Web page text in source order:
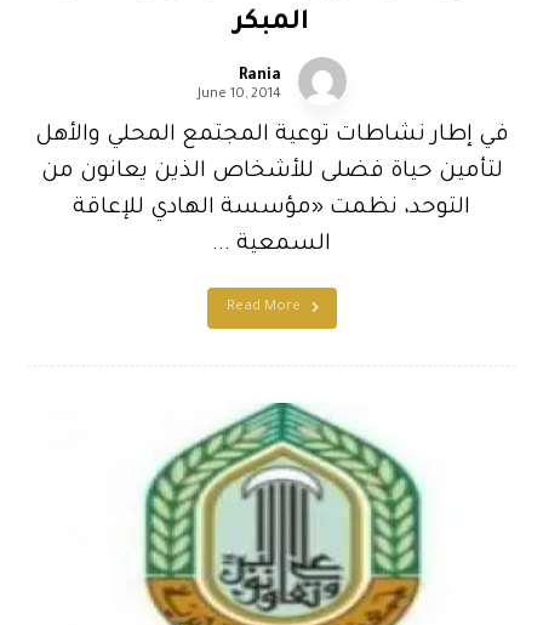
المبكر
Rania
June 10, 2014
في إطار نشاطات توعية المجتمع المحلي والأهل
لتأمين حياة فضلى للأشخاص الذين يعانون من
التوحد، نظمت «مؤسسة الهادي للإعاقة
السمعية ...
Read More